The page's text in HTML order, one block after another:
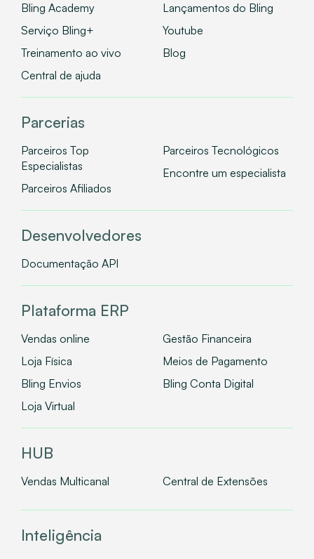
Bling Academy
Serviço Bling+
Treinamento ao vivo
Central de ajuda
Lançamentos do Bling
Youtube
Blog
Parcerias
Parceiros Top
Especialistas
Parceiros Afiliados
Parceiros Tecnológicos
Encontre um especialista
Desenvolvedores
Documentação API
Plataforma ERP
Vendas online
Loja Física
Bling Envios
Loja Virtual
Gestão Financeira
Meios de Pagamento
Bling Conta Digital
HUB
Vendas Multicanal Central de Extensões
Inteligência